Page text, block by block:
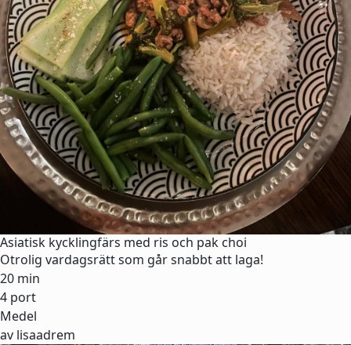
Asiatisk kycklingfärs med ris och pak choi
Otrolig vardagsrätt som går snabbt att laga!
20 min
4 port
Medel
av lisaadrem